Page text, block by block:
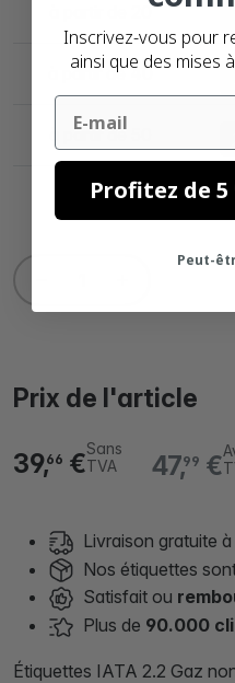
à partir de 20
à partir de 40
à partir de 50
Prix de l'article
47,99 €
39,66 €Sans
TVA
Livraison gratuite
Nos étiquettes
Satisfait ou
Plus de 90.000
Étiquettes IATA 2.2 Gaz
Inscrivez-vous pour
ainsi que des mises
Email
Profitez de
Peut-